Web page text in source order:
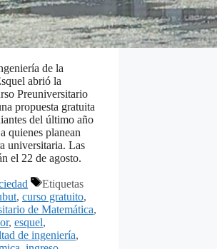
de la
abrió la
Preuniversitario
propuesta gratuita
del último año
quienes planean
universitaria. Las
el 22 de agosto.
Etiquetas
, curso gratuito,
de Matemática,
, esquel,
de ingeniería,